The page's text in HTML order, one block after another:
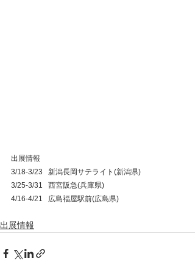
出展情報
3/18-3/23   新潟長岡サテライト(新潟県)
3/25-3/31   西宮阪急(兵庫県)
4/16-4/21   広島福屋駅前(広島県)
出展情報